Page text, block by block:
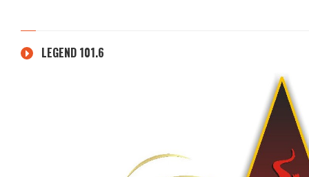
LEGEND 101.6